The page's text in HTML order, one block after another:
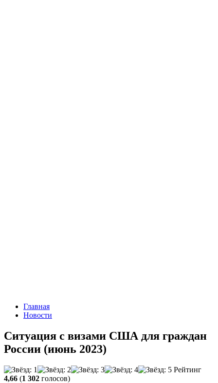
Главная
Новости
Ситуация с визами США для граждан
России (июнь 2023)
Рейтинг
4,66 (1 302 голосов)